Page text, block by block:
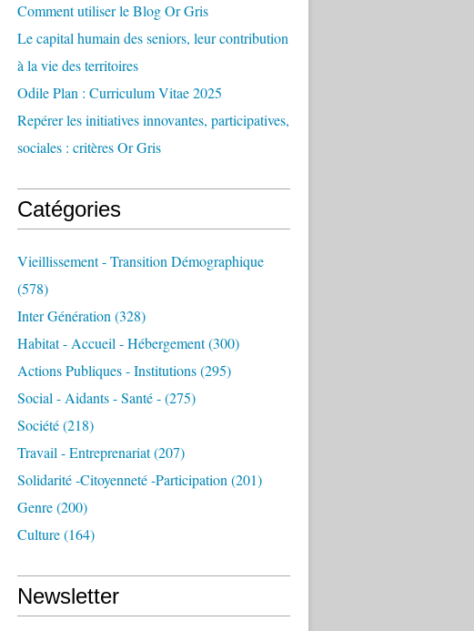
Comment utiliser le Blog Or Gris
Le capital humain des seniors, leur contribution
à la vie des territoires
Odile Plan : Curriculum Vitae 2025
Repérer les initiatives innovantes, participatives,
sociales : critères Or Gris
Catégories
Vieillissement - Transition Démographique
(578)
Inter Génération (328)
Habitat - Accueil - Hébergement(300)
Actions Publiques - Institutions(295)
Social - Aidants - Santé -(275)
Société(218)
Travail - Entreprenariat(207)
Solidarité -citoyenneté -participation (201)
Genre(200)
Culture(164)
Newsletter